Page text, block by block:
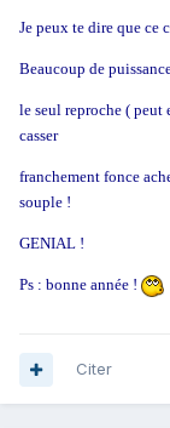
Je peux te dire que ce
Beaucoup de
le seul reproche ( peut
casser
franchement fonce
souple !
GENIAL !
Ps : bonne année !
Citer